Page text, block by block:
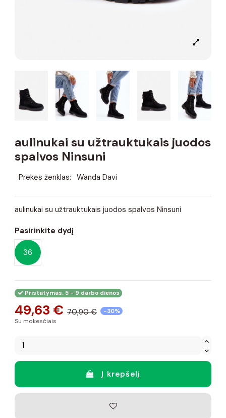
aulinukai su užtrauktukais juodos
spalvos Ninsuni
Prekės ženklas: Wanda Davi
aulinukai su užtrauktukais juodos spalvos Ninsuni
Pasirinkite dydį
36
Pristatymas: 5 - 9 darbo dienos
49,63 € 70,90 € -30%
Su mokesčiais
Į krepšelį